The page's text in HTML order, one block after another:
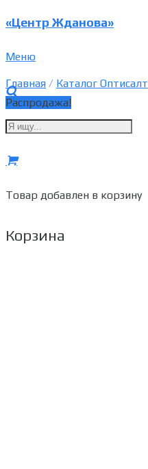
«Центр Жданова»
Меню
Товар добавлен в корзину
Корзина
Главная / Каталог Оптисалт
Распродажа!